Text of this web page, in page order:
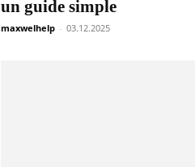
un guide simple
maxwelhelp - 03.12.2025